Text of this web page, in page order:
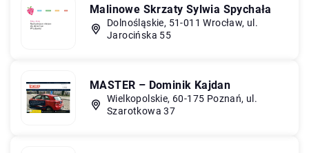
Malinowe Skrzaty Sylwia Spychała
Dolnośląskie, 51-011 Wrocław, ul.
Jarocińska 55
MASTER – Dominik Kajdan
Wielkopolskie, 60-175 Poznań, ul.
Szarotkowa 37